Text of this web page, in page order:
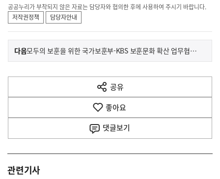
공공누리가 부착되지 않은 자료는 담당자와 협의한 후에 사용하여 주시기 바랍니다.
저작권정책
담당자안내
이
전
다
음
다음기
사
모두의 보훈을 위한 국가보훈부-KBS 보훈문화 확산 업무협약식
공유
열
기
좋아요
댓글보기
관련기사